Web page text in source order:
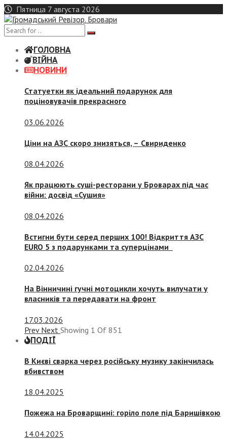
Skip
to
content
Пятница 7 августа 2026
ГОЛОВНА
ВІЙНА
НОВИНИ
Статуетки як ідеальний подарунок для
поціновувачів прекрасного
03.06.2026
Ціни на АЗС скоро знизяться, – Свириденко
08.04.2026
Як працюють суші-ресторани у Броварах під час
війни: досвід «Сушия»
08.04.2026
Встигни бути серед перших 100! Відкриття АЗС
EURO 5 з подарунками та суперцінами
02.04.2026
На Вінничині гучні мотоцикли хочуть вилучати у
власників та передавати на фронт
17.03.2026
Prev Next Showing 1 Of 851
ПОДІЇ
В Києві сварка через російську музику закінчилась
вбивством
18.04.2025
Пожежа на Броварщині: горіло поле під Баришівкою
14.04.2025